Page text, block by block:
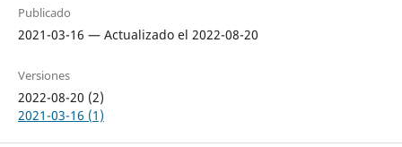
Publicado
2021-03-16 — Actualizado el 2022-08-20
Versiones
2022-08-20 (2)
2021-03-16 (1)